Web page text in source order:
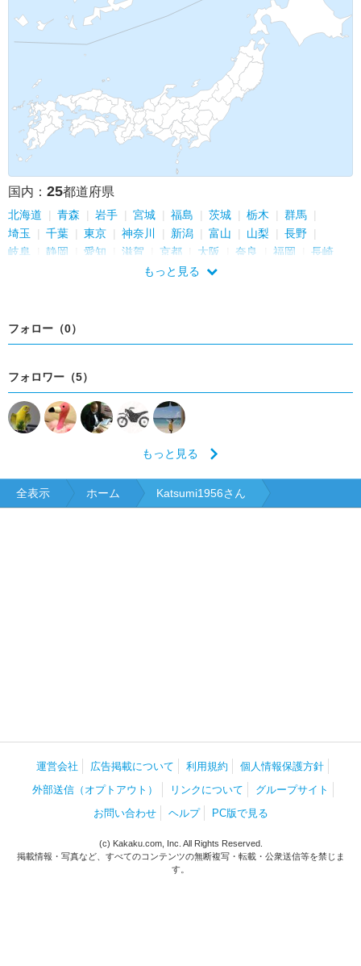
国内： 25都道府県
北海道 青森 岩手 宮城 福島 茨城 栃木
群馬
埼玉
千葉 東京 神奈川 新潟 富山 山梨
長野
岐阜
静岡 愛知 滋賀 京都 大阪 奈良 福岡
長崎
もっと見る
フォロー（0）
フォロワー（5）
もっと見る
全表示 ホーム Katsumi1956さん
運営会社 広告掲載について 利用規約
個人情報保護方針
外部送信（オプトアウト）
リンクについて
グループサイト
お問い合わせ
ヘルプ PC版で見る
(c) Kakaku.com, Inc. All Rights Reserved.
掲載情報・写真など、すべてのコンテンツの無断複写・転載・公衆送信等を禁じま
す。